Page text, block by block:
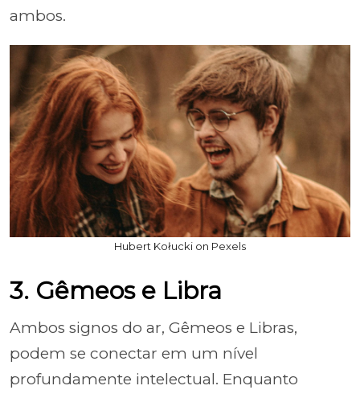
ambos.
Hubert Kołucki on Pexels
3. Gêmeos e Libra
Ambos signos do ar, Gêmeos e Libras,
podem se conectar em um nível
profundamente intelectual. Enquanto